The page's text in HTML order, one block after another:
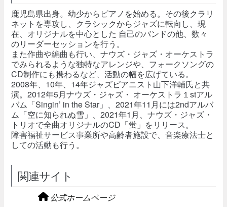
鹿児島県出身。幼少からピアノを始める。その後クラリ
ネットを専攻し、クラシックからジャズに転向し、現
在、オリジナルを中心とした 自己のバンドの他、数々
のリーダーセッションを行う。
また作曲や編曲も行い、ナウズ・ジャズ・オーケストラ
でみられるような独特なアレンジや、フォークソングの
CD制作にも携わるなど、活動の幅を広げている。
2008年、10年、14年ジャズピアニスト山下洋輔氏と共
演。2012年5月ナウズ・ジャズ・ オーケストラ１stアル
バム「Singin’ in the Star」、2021年11月には2ndアルバ
ム「空に知られぬ雪」、2021年1月、ナウズ・ジャズ・
トリオで全曲オリジナルのCD「蛍」をリリース。
障害福祉サービス事業所や高齢者施設で、音楽療法士と
しての活動も行う。
関連サイト
公式ホームページ